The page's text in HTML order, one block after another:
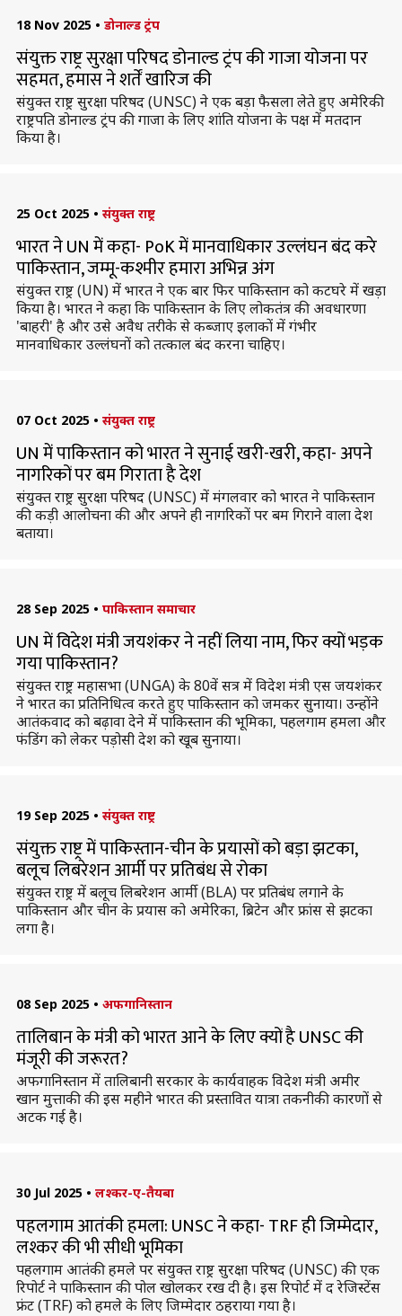
18 Nov 2025 • डोनाल्ड ट्रंप
संयुक्त राष्ट्र सुरक्षा परिषद डोनाल्ड ट्रंप की गाजा योजना पर
सहमत, हमास ने शर्तें खारिज की
संयुक्त राष्ट्र सुरक्षा परिषद (UNSC) ने एक बड़ा फैसला लेते हुए अमेरिकी
राष्ट्रपति डोनाल्ड ट्रंप की गाजा के लिए शांति योजना के पक्ष में मतदान
किया है।
25 Oct 2025 • संयुक्त राष्ट्र
भारत ने UN में कहा- PoK में मानवाधिकार उल्लंघन बंद करे
पाकिस्तान, जम्मू-कश्मीर हमारा अभिन्न अंग
संयुक्त राष्ट्र (UN) में भारत ने एक बार फिर पाकिस्तान को कटघरे में खड़ा
किया है। भारत ने कहा कि पाकिस्तान के लिए लोकतंत्र की अवधारणा
'बाहरी' है और उसे अवैध तरीके से कब्जाए इलाकों में गंभीर
मानवाधिकार उल्लंघनों को तत्काल बंद करना चाहिए।
07 Oct 2025 • संयुक्त राष्ट्र
UN में पाकिस्तान को भारत ने सुनाई खरी-खरी, कहा- अपने
नागरिकों पर बम गिराता है देश
संयुक्त राष्ट्र सुरक्षा परिषद (UNSC) में मंगलवार को भारत ने पाकिस्तान
की कड़ी आलोचना की और अपने ही नागरिकों पर बम गिराने वाला देश
बताया।
28 Sep 2025 • पाकिस्तान समाचार
UN में विदेश मंत्री जयशंकर ने नहीं लिया नाम, फिर क्यों भड़क
गया पाकिस्तान?
संयुक्त राष्ट्र महासभा (UNGA) के 80वें सत्र में विदेश मंत्री एस जयशंकर
ने भारत का प्रतिनिधित्व करते हुए पाकिस्तान को जमकर सुनाया। उन्होंने
आतंकवाद को बढ़ावा देने में पाकिस्तान की भूमिका, पहलगाम हमला और
फंडिंग को लेकर पड़ोसी देश को खूब सुनाया।
19 Sep 2025 • संयुक्त राष्ट्र
संयुक्त राष्ट्र में पाकिस्तान-चीन के प्रयासों को बड़ा झटका,
बलूच लिबरेशन आर्मी पर प्रतिबंध से रोका
संयुक्त राष्ट्र में बलूच लिबरेशन आर्मी (BLA) पर प्रतिबंध लगाने के
पाकिस्तान और चीन के प्रयास को अमेरिका, ब्रिटेन और फ्रांस से झटका
लगा है।
08 Sep 2025 • अफगानिस्तान
तालिबान के मंत्री को भारत आने के लिए क्यों है UNSC की
मंजूरी की जरूरत?
अफगानिस्तान में तालिबानी सरकार के कार्यवाहक विदेश मंत्री अमीर
खान मुत्ताकी की इस महीने भारत की प्रस्तावित यात्रा तकनीकी कारणों से
अटक गई है।
30 Jul 2025 • लश्कर-ए-तैयबा
पहलगाम आतंकी हमला: UNSC ने कहा- TRF ही जिम्मेदार,
लश्कर की भी सीधी भूमिका
पहलगाम आतंकी हमले पर संयुक्त राष्ट्र सुरक्षा परिषद (UNSC) की एक
रिपोर्ट ने पाकिस्तान की पोल खोलकर रख दी है। इस रिपोर्ट में द रेजिस्टेंस
फ्रंट (TRF) को हमले के लिए जिम्मेदार ठहराया गया है।